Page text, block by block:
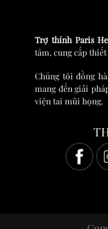
Trợ thính Paris
tâm, cung cấp
Chúng tôi đồng
mang đến giải
viện tai mũi họng.